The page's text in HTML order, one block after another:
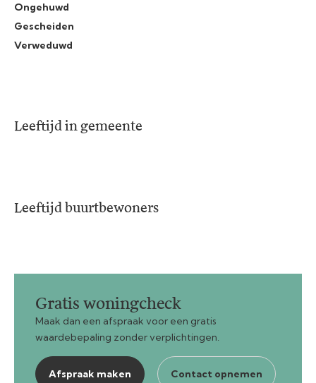
Ongehuwd
Gescheiden
Verweduwd
Leeftijd in gemeente
Leeftijd buurtbewoners
Gratis woningcheck
Maak dan een afspraak voor een gratis
waardebepaling zonder verplichtingen.
Afspraak maken Contact opnemen